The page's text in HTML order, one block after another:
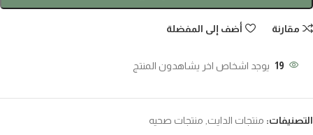
مقارنة أضف إلى المفضلة
19 يوجد اشخاص اخر يشاهدون المنتج
التصنيفات: منتجات الدايت منتجات صحيه